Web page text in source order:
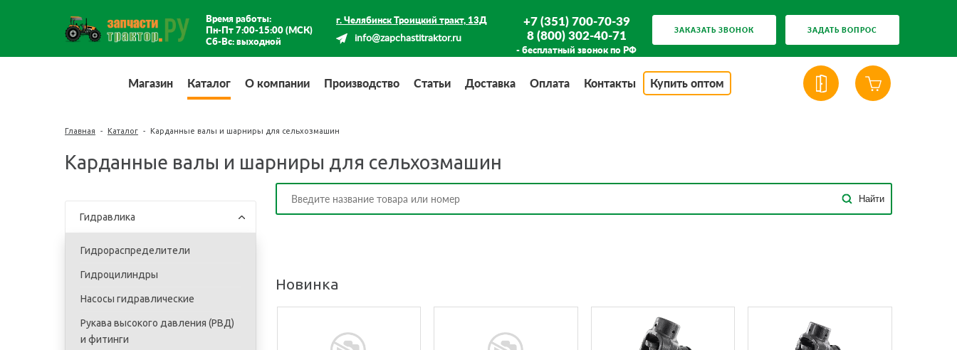
Время работы:
Пн-Пт 7:00-15:00 (МСК)
Сб-Вс: выходной
г. Челябинск Троицкий тракт, 13Д
info@zapchastitraktor.ru
+7 (351) 700-70-39
8 (800) 302-40-71
- бесплатный звонок по РФ
ЗАКАЗАТЬ ЗВОНОК ЗАДАТЬ ВОПРОС
Магазин Каталог О компании Производство Статьи Доставка Оплата Контакты Купить оптом
Главная - Каталог - Карданные валы и шарниры для сельхозмашин
Карданные валы и шарниры для сельхозмашин
Гидравлика
Гидрораспределители
Гидроцилиндры
Насосы гидравлические
Рукава высокого давления (РВД)
и фитинги
Найти
Новинка